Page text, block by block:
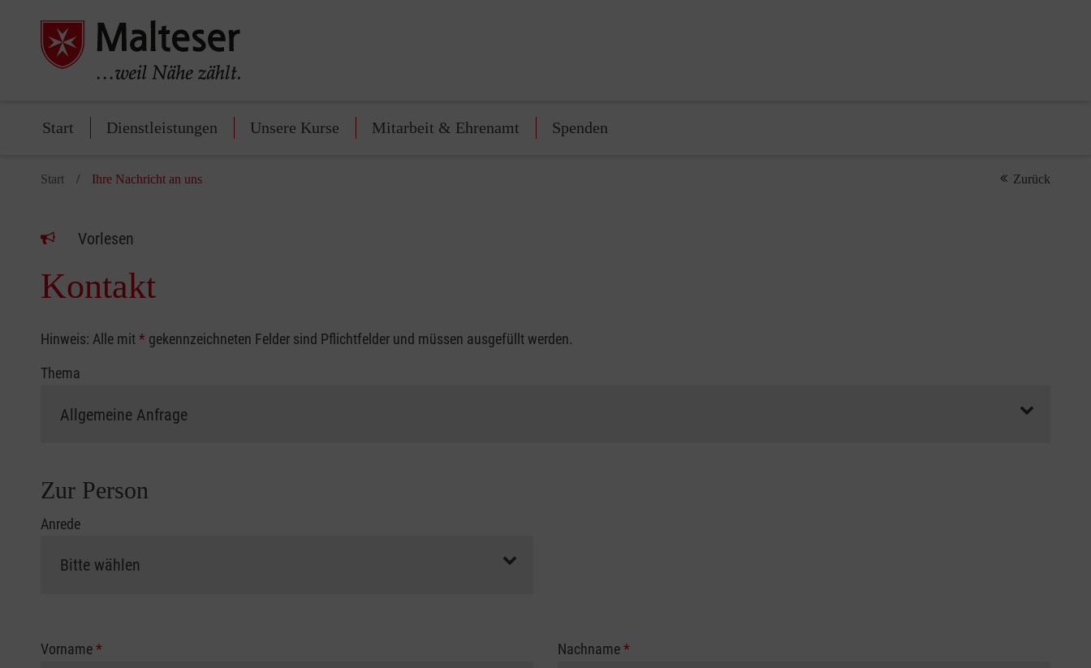
Start Dienstleistungen Unsere Kurse Mitarbeit & Ehrenamt Spenden
Start Ihre Nachricht an uns Zurück
Vorlesen
Kontakt
Hinweis: Alle mit* gekennzeichneten Felder sind Pflichtfelder und müssen ausgefüllt werden.
Thema
Zur Person
Anrede
Vorname* Nachname*